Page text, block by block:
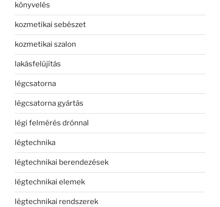
könyvelés
kozmetikai sebészet
kozmetikai szalon
lakásfelújítás
légcsatorna
légcsatorna gyártás
légi felmérés drónnal
légtechnika
légtechnikai berendezések
légtechnikai elemek
légtechnikai rendszerek